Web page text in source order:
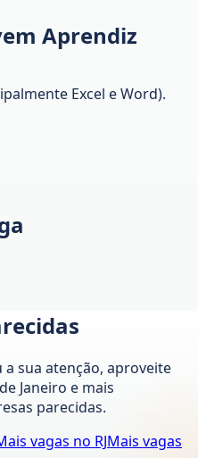
Aprendiz
Excel e Word).
sua atenção, aproveite
Janeiro e mais
parecidas.
vagas no RJMais vagas